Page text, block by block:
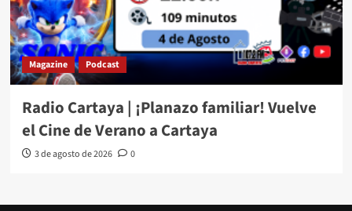
Magazine Podcast
Radio Cartaya | ¡Planazo familiar! Vuelve
el Cine de Verano a Cartaya
3 de agosto de 2026 0